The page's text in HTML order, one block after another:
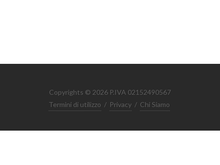
Copyrights © 2026 P.IVA 02152490567
Termini di utilizzo / Privacy / Chi Siamo